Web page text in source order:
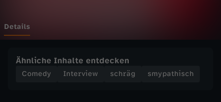
a
d
Details
Ähnliche Inhalte entdecken
Comedy Interview schräg smypathisch